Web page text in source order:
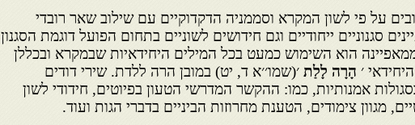
על פי לשון המקרא וסממניה הדקדוקיים עם שילוב שאר רובדי
סגנוניים ייחודיים וגם חידושים לשוניים בתחום הפועל דוגמת הסגנון
הוא השימוש כמעט בכל המילים היחידאיות שבמקרא ובכללן
׳ הָרָה לָלַת ׳(שמו׳׳א ד, יט) במובן הרה ללדת. שירי דודים
אמנותיות, כמו: ההקשר המדרשי הטעון בפיוטים, חידודי לשון
מגוון צימודים, הטענת מחרוזות הביניים בדברי הגות ועוד.